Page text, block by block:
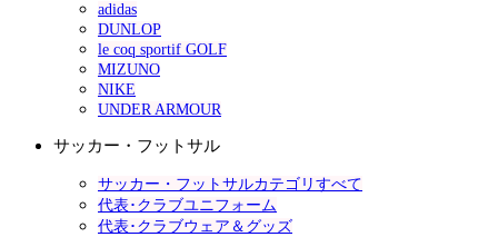
adidas
DUNLOP
le coq sportif GOLF
MIZUNO
NIKE
UNDER ARMOUR
サッカー・フットサル
サッカー・フットサルカテゴリすべて
代表･クラブユニフォーム
代表･クラブウェア＆グッズ